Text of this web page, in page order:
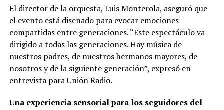
El director de la orquesta, Luis Monterola, aseguró que
el evento está diseñado para evocar emociones
compartidas entre generaciones. “Este espectáculo va
dirigido a todas las generaciones. Hay música de
nuestros padres, de nuestros hermanos mayores, de
nosotros y de la siguiente generación”, expresó en
entrevista para Unión Radio.
Una experiencia sensorial para los seguidores del